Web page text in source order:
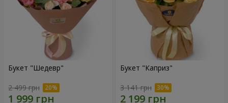
Букет "Шедевр"
2 499 грн
Букет "Каприз"
3 141 грн